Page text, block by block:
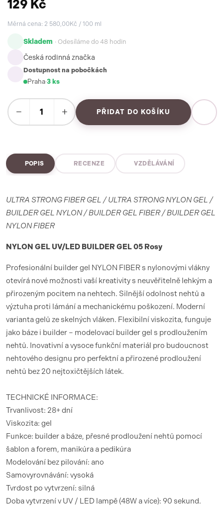
129 Kč
Měrná cena: 2 580,00Kč / 100 ml
Skladem · Odesíláme do 48 hodin
Česká rodinná značka
Dostupnost na pobočkách
Praha·3 ks
− + PŘIDAT DO KOŠÍKU
POPIS RECENZE VZDĚLÁVÁNÍ
ULTRA STRONG FIBER GEL / ULTRA STRONG NYLON GEL /
BUILDER GEL NYLON / BUILDER GEL FIBER / BUILDER GEL
NYLON FIBER
NYLON GEL UV/LED BUILDER GEL 05 Rosy
Profesionální builder gel NYLON FIBER s nylonovými vlákny
otevírá nové možnosti vaší kreativity s neuvěřitelně lehkým a
přirozeným pocitem na nehtech. Silnější odolnost nehtů a
výztuha proti lámání a mechanickému poškození. Moderní
varianta gelů ze skelných vláken. Flexibilní viskozita, funguje
jako báze i builder – modelovací builder gel s prodloužením
nehtů. Inovativní a vysoce funkční materiál pro budoucnost
nehtového designu pro perfektní a přirozené prodloužení
nehtů bez 20 nejtoxičtějších látek.
TECHNICKÉ INFORMACE:
Trvanlivost: 28+ dní
Viskozita: gel
Funkce: builder a báze, přesné prodloužení nehtů pomocí
šablon a forem, manikúra a pedikúra
Modelování bez pilování: ano
Samovyrovnávání: vysoká
Tvrdost po vytvrzení: silná
Doba vytvrzení v UV / LED lampě (48W a více): 90 sekund.